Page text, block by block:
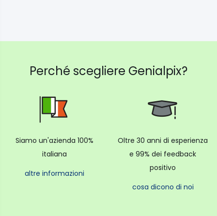
Perché scegliere Genialpix?
Siamo un'azienda 100%
italiana
altre informazioni
Oltre 30 anni di esperienza
e 99% dei feedback
positivo
cosa dicono di noi